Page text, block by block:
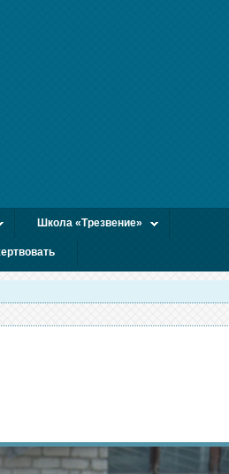
Школа «Трезвение»